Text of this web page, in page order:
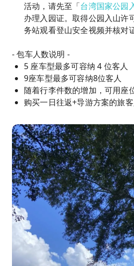
活动，请先至「台湾国家公园
办理入园证。取得公园入山许
务站观看登山安全视频并核对
- 包车人数说明 -
5 座车型最多可容纳 4 位客人
9座车型最多可容纳8位客人
随着行李件数的增加，可用座
购买一日往返+导游方案的旅